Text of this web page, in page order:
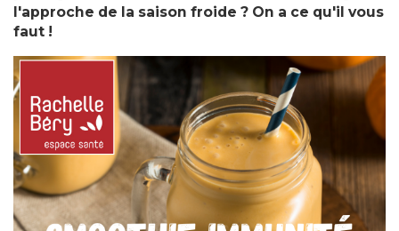
l'approche de la saison froide ? On a ce qu'il vous
faut !